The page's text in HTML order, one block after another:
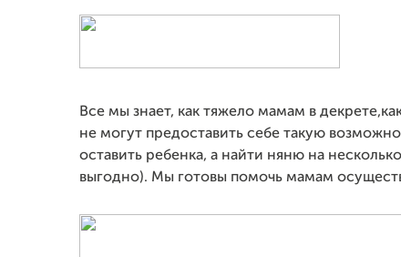
Все мы знает, как тяжело мамам в
не могут предоставить себе такую
оставить ребенка, а найти няню на
выгодно). Мы готовы помочь мамам